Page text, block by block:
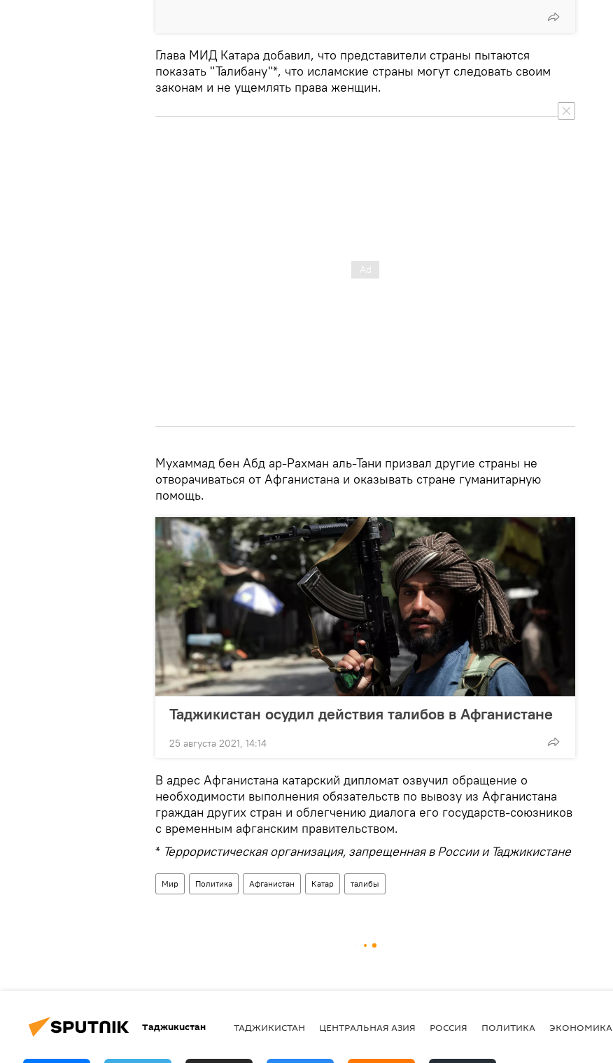
Глава МИД Катара добавил, что представители страны пытаются
показать "Талибану"*, что исламские страны могут следовать своим
законам и не ущемлять права женщин.
Мухаммад бен Абд ар-Рахман аль-Тани призвал другие страны не
отворачиваться от Афганистана и оказывать стране гуманитарную
помощь.
Таджикистан осудил действия талибов в Афганистане
25 августа 2021, 14:14
В адрес Афганистана катарский дипломат озвучил обращение о
необходимости выполнения обязательств по вывозу из Афганистана
граждан других стран и облегчению диалога его государств-союзников
с временным афганским правительством.
* Террористическая организация, запрещенная в России и Таджикистане
Мир Политика Афганистан Катар талибы
Таджикистан ТАДЖИКИСТАН ЦЕНТРАЛЬНАЯ АЗИЯ РОССИЯ ПОЛИТИКА ЭКОНОМИКА